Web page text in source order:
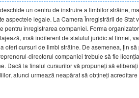
un centru de instruire a limbilor străine,
aspectele legale. La Camera Înregistrării de Stat
pentru înregistrarea companiei. Forma
însă indiferent de statutul juridic al firmei,
oferi cursuri de limbi străine. De asemenea, țin
directorul companiei trebuie să fie
Dacă la finalul cursurilor vă propuneți să
atunci urmează neapărat să obțineți